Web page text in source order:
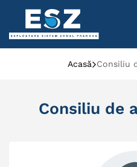
Acasă Consiliu
Consiliu de